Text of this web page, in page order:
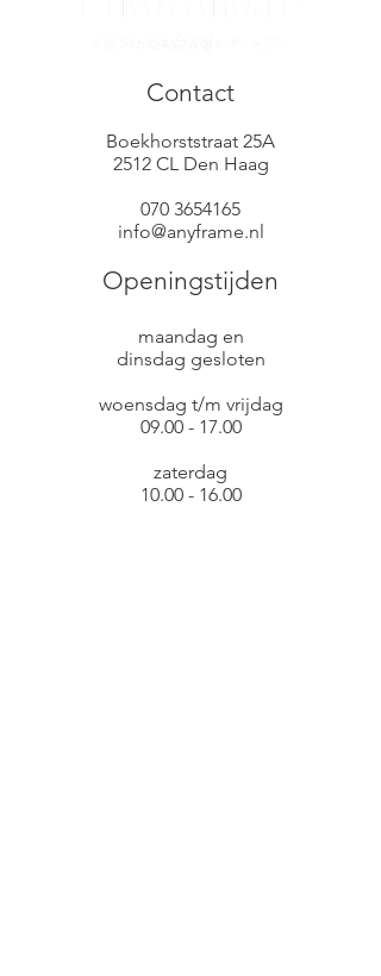
Contact
Boekhorststraat 25A
2512 CL Den Haag
070 3654165
info@anyframe.nl
Openingstijden
maandag en
dinsdag gesloten
woensdag t/m vrijdag
09.00 - 17.00
zaterdag
10.00 - 16.00